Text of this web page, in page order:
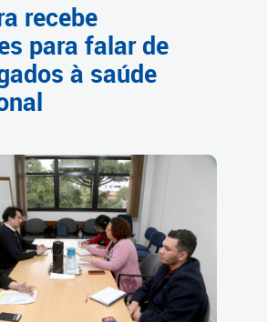
recebe
para falar de
à saúde